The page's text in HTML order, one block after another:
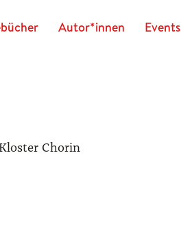
Autor*innen Events